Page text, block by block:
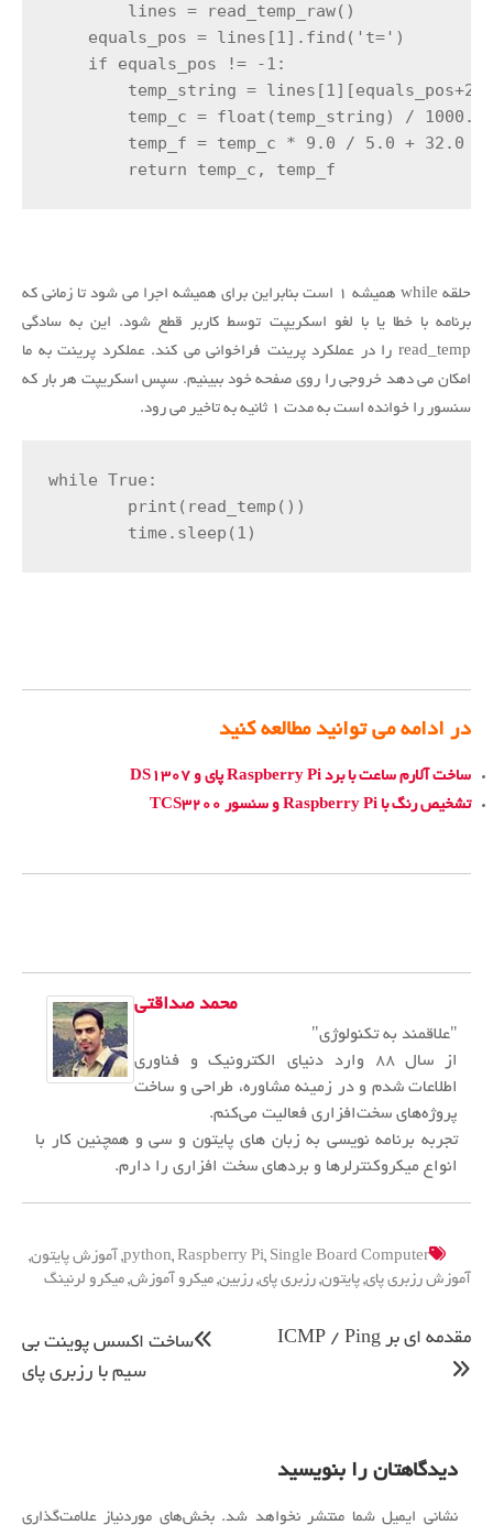
        lines = read_temp_raw()
    equals_pos = lines[1].find('t=')
    if equals_pos != -1:
        temp_string = lines[1][equals_pos+2:]
        temp_c = float(temp_string) / 1000.0
        temp_f = temp_c * 9.0 / 5.0 + 32.0
        return temp_c, temp_f
حلقه while همیشه ۱ است بنابراین برای همیشه اجرا می شود تا زمانی که
برنامه با خطا یا با لغو اسکریپت توسط کاربر قطع شود. این به سادگی
read_temp را در عملکرد پرینت فراخوانی می کند.
عملکرد پرینت به ما
امکان می دهد خروجی را روی صفحه خود ببینیم. سپس اسکریپت هر بار که
سنسور را خوانده است به مدت ۱ ثانیه به تاخیر می رود.
while True:
	time.sleep(1)
در ادامه می توانید مطالعه کنید
ساخت آلارم ساعت با برد Raspberry Pi پای و
DS1307
تشخیص رنگ با Raspberry Pi و سنسور
TCS3200
محمد صداقتی
"علاقمند به تکنولوژی"
از سال ۸۸ وارد دنیای الکترونیک و فناوری
اطلاعات شدم و در زمینه مشاوره، طراحی و ساخت
پروژه‌های سخت‌افزاری فعالیت می‌کنم.
تجربه برنامه نویسی به زبان های پایتون و سی و همچنین کار با
انواع میکروکنترلرها و بردهای سخت افزاری را دارم.
python, Raspberry Pi, Single Board Computer
, آموزش پایتون,
آموزش رزبری پای, پایتون, رزبری پای, رزبین, میکرو آموزش, میکرو لرنینگ
نوشته
ساخت اکسس پوینت بی
سیم با رزبری پای
مقدمه ای بر ICMP / Ping
دیدگاهتان را بنویسید
نشانی ایمیل شما منتشر نخواهد شد. بخش‌های موردنیاز علامت‌گذاری